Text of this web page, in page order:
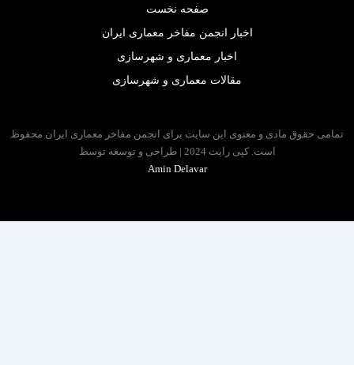
صفحه نخست
اخبار انجمن مفاخر معماری ایران
اخبار معماری و شهرسازی
مقالات معماری و شهرسازی
حقوق مادی و معنوی این سایت برای انجمن مفاخر معماری ایران محفوظ
است. کپی رایت 2024 | طراحی و توسعه توسط
Amin Delavar